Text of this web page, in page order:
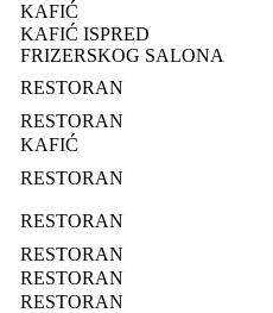
KAFIĆ
KAFIĆ ISPRED
FRIZERSKOG SALONA
RESTORAN
RESTORAN
KAFIĆ
RESTORAN
RESTORAN
RESTORAN
RESTORAN
RESTORAN